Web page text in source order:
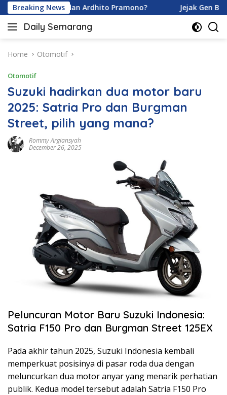
Skip
to
content
Breaking News
Karamoy dan Ardhito Pramono? Jejak Gen Buka
Daily Semarang
"Semarang
Ini:
Terkini
untuk
Anda"
Home Otomotif
Otomotif
Suzuki hadirkan dua motor baru
2025: Satria Pro dan Burgman
Street, pilih yang mana?
Rommy Argiansyah
December 26, 2025
Peluncuran Motor Baru Suzuki Indonesia:
Satria F150 Pro dan Burgman Street 125EX
Pada akhir tahun 2025, Suzuki Indonesia kembali
memperkuat posisinya di pasar roda dua dengan
meluncurkan dua motor anyar yang menarik perhatian
publik. Kedua model tersebut adalah Satria F150 Pro